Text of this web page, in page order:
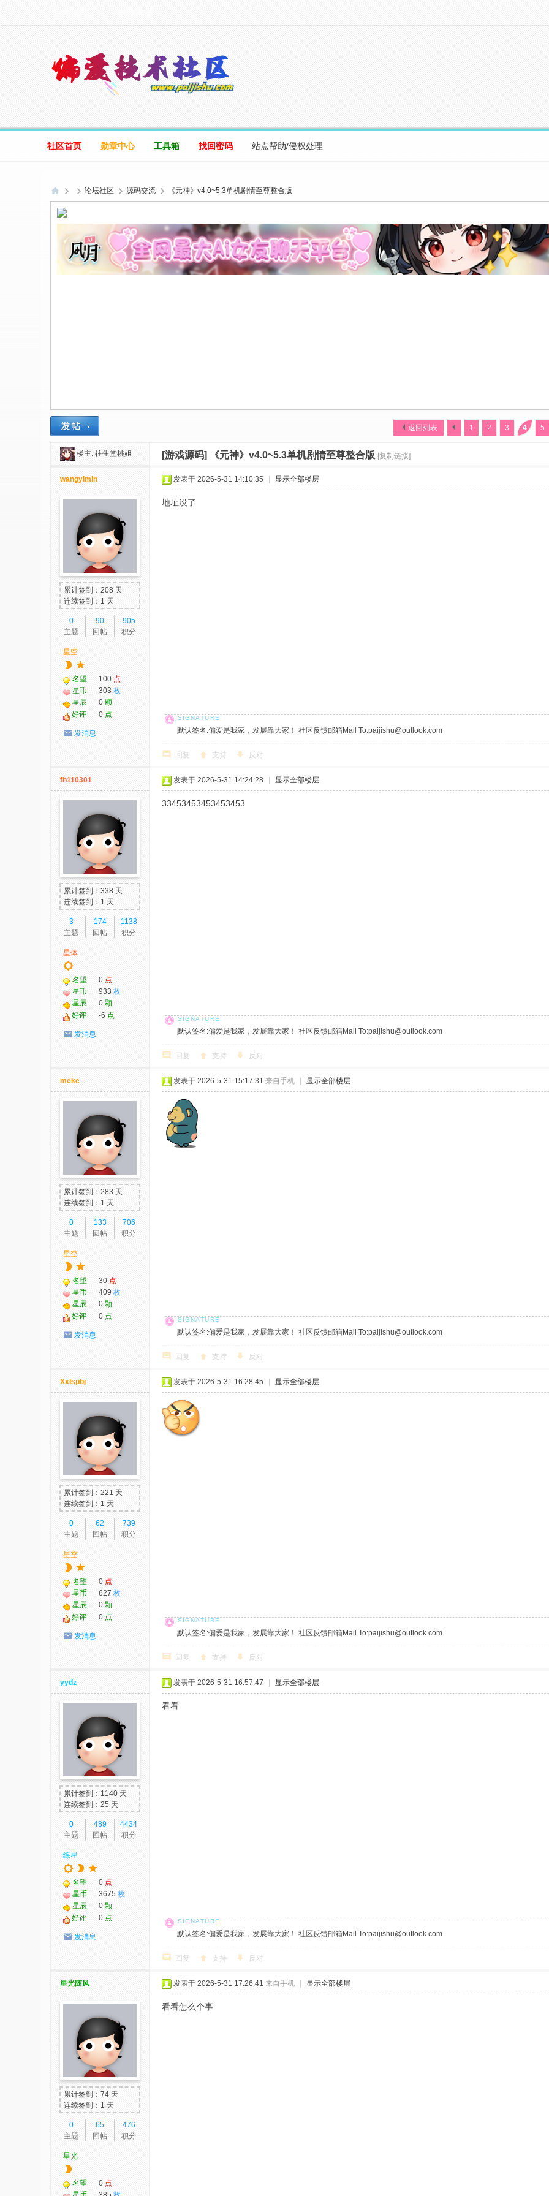
社区首页 勋章中心 工具箱 找回密码 站点帮助/侵权处理
偏
爱
源
科
爱
辅
论坛社区 源码交流 《元神》v4.0~5.3单机剧情至尊整合版
1 2 3 4 5
返回列表
楼主: 往生堂桃姐 [游戏源码] 《元神》v4.0~5.3单机剧情至尊整合版 [复制链接]
wangyimin
累计签到：208 天
连续签到：1 天
0
主题
90
回帖
905
积分
星空
名望 100 点
星币
303 枚
星辰
0 颗
好评
0 点
发消息
发表于 2026-5-31 14:10:35 显示全部楼层
地址没了
默认签名:偏爱是我家，发展靠大家！ 社区反馈邮箱Mail To:paijishu@outlook.com
回复 支持 反对
fh110301
累计签到：338 天
连续签到：1 天
3
主题
174
回帖
1138
积分
星体
名望 0 点
星币
933 枚
星辰
0 颗
好评
-6 点
发消息
发表于 2026-5-31 14:24:28 显示全部楼层
33453453453453453
默认签名:偏爱是我家，发展靠大家！ 社区反馈邮箱Mail To:paijishu@outlook.com
回复 支持 反对
meke
累计签到：283 天
连续签到：1 天
0
主题
133
回帖
706
积分
星空
名望 30 点
星币
409 枚
星辰
0 颗
好评
0 点
发消息
发表于 2026-5-31 15:17:31 来自手机 显示全部楼层
默认签名:偏爱是我家，发展靠大家！ 社区反馈邮箱Mail To:paijishu@outlook.com
回复 支持 反对
Xxlspbj
累计签到：221 天
连续签到：1 天
0
主题
62
回帖
739
积分
星空
名望 0 点
星币
627 枚
星辰
0 颗
好评
0 点
发消息
发表于 2026-5-31 16:28:45 显示全部楼层
默认签名:偏爱是我家，发展靠大家！ 社区反馈邮箱Mail To:paijishu@outlook.com
回复 支持 反对
yydz
累计签到：1140 天
连续签到：25 天
0
主题
489
回帖
4434
积分
练星
名望 0 点
星币
3675 枚
星辰
0 颗
好评
0 点
发消息
发表于 2026-5-31 16:57:47 显示全部楼层
看看
默认签名:偏爱是我家，发展靠大家！ 社区反馈邮箱Mail To:paijishu@outlook.com
回复 支持 反对
星光随风
累计签到：74 天
连续签到：1 天
0
主题
65
回帖
476
积分
星光
名望 0 点
发表于 2026-5-31 17:26:41 来自手机 显示全部楼层
看看怎么个事